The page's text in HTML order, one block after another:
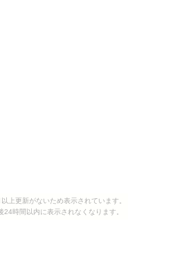
上更新がないため表示されています。
24時間以内に表示されなくなります。